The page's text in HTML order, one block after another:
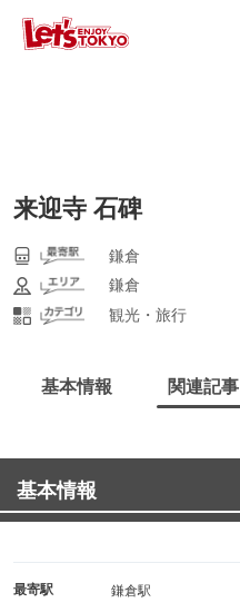
来迎寺 石碑
鎌倉
鎌倉
観光・旅行
基本情報 関連記事
基本情報
最寄駅 鎌倉駅